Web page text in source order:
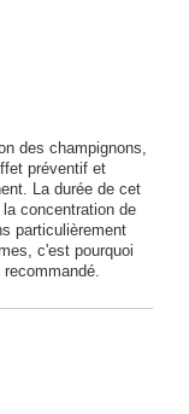
des champignons,
préventif et
La durée de cet
concentration de
particulièrement
c'est pourquoi